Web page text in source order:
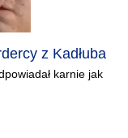
z Kadłuba
karnie jak